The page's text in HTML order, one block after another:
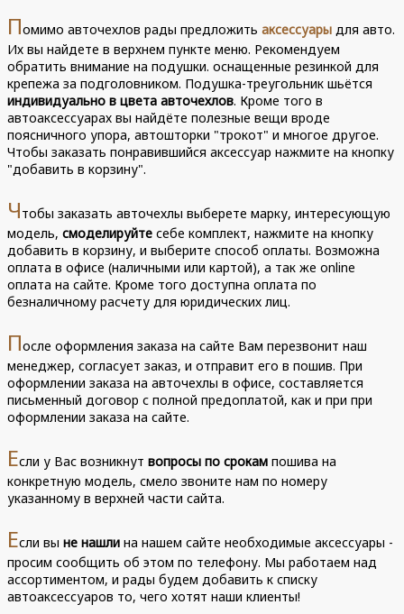
Помимо авточехлов рады предложитьаксессуары для авто.
Их вы найдете в верхнем пункте меню. Рекомендуем
обратить внимание на подушки. оснащенные резинкой для
крепежа за подголовником. Подушка-треугольник шьётся
индивидуально в цвета авточехлов. Кроме того в
автоаксессуарах вы найдёте полезные вещи вроде
поясничного упора, автошторки "трокот" и многое другое.
Чтобы заказать понравившийся аксессуар нажмите на кнопку
"добавить в корзину".
Чтобы заказать авточехлы выберете марку, интересующую
модель,смоделируйте себе комплект, нажмите на кнопку
добавить в корзину, и выберите способ оплаты. Возможна
оплата в офисе (наличными или картой), а так же online
оплата на сайте. Кроме того доступна оплата по
безналичному расчету для юридических лиц.
После оформления заказа на сайте Вам перезвонит наш
менеджер, согласует заказ, и отправит его в пошив. При
оформлении заказа на авточехлы в офисе, составляется
письменный договор с полной предоплатой, как и при при
оформлении заказа на сайте.
Если у Вас возникнутвопросы по срокам пошива на
конкретную модель, смело звоните нам по номеру
указанному в верхней части сайта.
Если выне нашлина нашем сайте необходимые аксессуары -
просим сообщить об этом по телефону. Мы работаем над
ассортиментом, и рады будем добавить к списку
автоаксессуаров то, чего хотят наши клиенты!